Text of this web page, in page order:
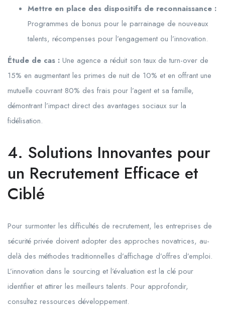
Mettre en place des dispositifs de reconnaissance :
Programmes de bonus pour le parrainage de nouveaux
talents, récompenses pour l’engagement ou l’innovation.
Étude de cas : Une agence a réduit son taux de turn-over de
15% en augmentant les primes de nuit de 10% et en offrant une
mutuelle couvrant 80% des frais pour l’agent et sa famille,
démontrant l’impact direct des avantages sociaux sur la
fidélisation.
4. Solutions Innovantes pour
un Recrutement Efficace et
Ciblé
Pour surmonter les difficultés de recrutement, les entreprises de
sécurité privée doivent adopter des approches novatrices, au-
delà des méthodes traditionnelles d’affichage d’offres d’emploi.
L’innovation dans le sourcing et l’évaluation est la clé pour
identifier et attirer les meilleurs talents. Pour approfondir,
consultez ressources développement.